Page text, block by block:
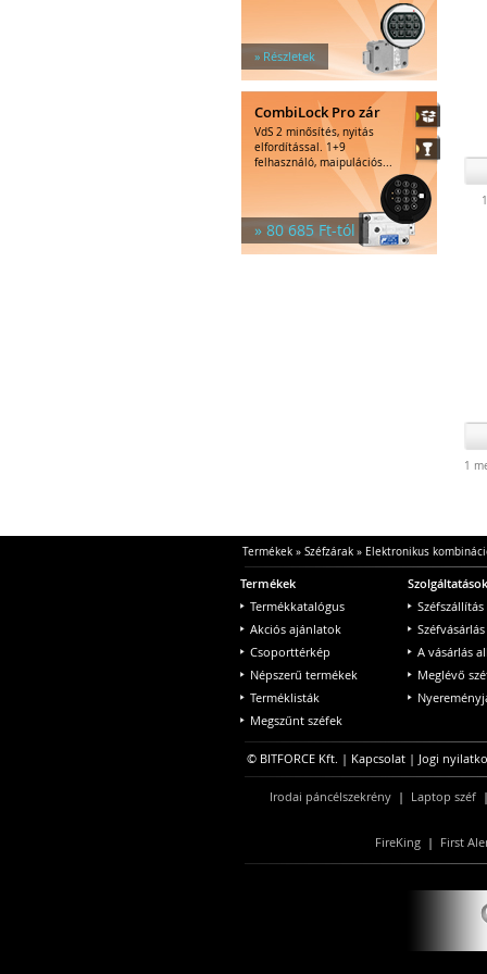
» Részletek
CombiLock Pro zár
VdS 2 minősítés, nyitás
elfordítással. 1+9
felhasználó, maipulációs...
» 80 685 Ft-tól
1
Termékek» Széfzárak» Elektronikus
Termékek
Termékkatalógus
Akciós ajánlatok
Csoporttérkép
Népszerű termékek
Terméklisták
Megszűnt széfek
Szolgáltatások
A vásárlás
Meglévő
© BITFORCE Kft. | Kapcsolat | Jogi
Irodai páncélszekrény| Laptop széf|
FireKing | First